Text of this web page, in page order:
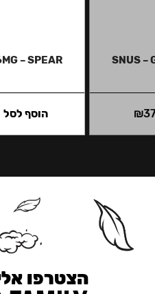
SNUS –
₪
– SPEAR
הוסף לסל
הצטרפו